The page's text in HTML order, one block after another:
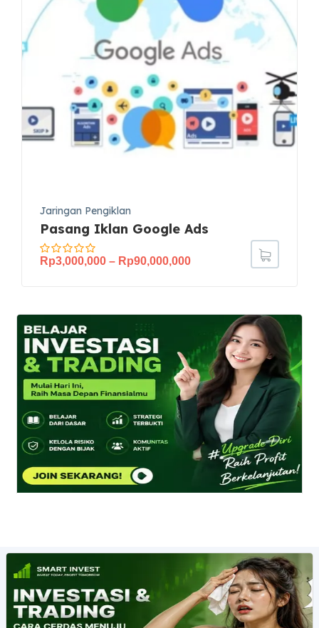
Jaringan Pengiklan
Pasang Iklan Google Ads
Rp3,000,000 – Rp90,000,000